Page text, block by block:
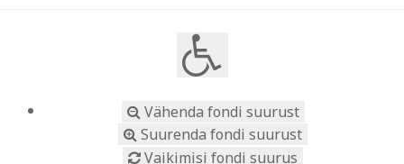
Vähenda fondi suurust
Suurenda fondi suurust
Vaikimisi fondi suurus